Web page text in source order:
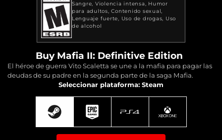
Sangre Violencia intensa
Humor
para adultos Contenido sexual
Lenguaje fuerte
Uso de drogas Uso
de alcohol
Buy Mafia II: Definitive Edition
El héroe de guerra Vito Scaletta se une a la mafia para pagar las
deudas de su padre en la segunda parte de la saga Mafia.
Seleccionar plataforma: Steam